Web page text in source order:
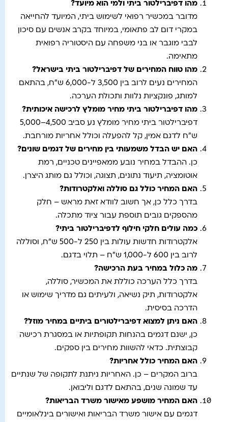
מהו דפיברילטור ביתי ולמי הוא מיועד?
מדובר במכשיר רפואי לשימוש ביתי, המיועד להחייאה
במקרי דום לב פתאומי, במיוחד בקרב אנשים עם סיכון
לבבי מוגבר או בני משפחה עם היסטוריה רפואית
מתאימה.
מהו טווח המחירים של דפיברילטור ביתי בישראל?
המחירים נעים לרוב בין 3,500 ל-6,000 ש"ח, בהתאם
למותג, פונקציות נלוות ותכולת הערכה.
מהו דפיברילטור ביתי מחיר מומלץ לרכישה איכותית?
דפיברילטור ביתי מחיר מומלץ נע סביב 4,500–5,000
ש"ח לדגם אמין, קל להפעלה וכולל אחריות מורחבת.
האם יש הבדל משמעותי בין מחירים של דגמים שונים?
כן. ההבדל במחיר נובע ממאפיינים טכניים, רמת
אוטומציה, תיעוד נתונים, תצוגה, וכולל גם מותג היצרן.
האם המחיר כולל גם סוללה ואלקטרודות?
בדרך כלל כן, אך חשוב לוודא זאת מראש – חלק
מהספקים גובים תוספת עבור ציוד מתכלה.
כמה עולים חלקי חילוף לדפיברילטור ביתי?
אלקטרודות חדשות עולות בין 250 ל-500 ש"ח, וסוללה
לרוב בין 600 ל-1,000 ש"ח – תלוי בדגם.
מה כלול במחיר בעת הרכישה?
בדרך כלל הערכה כוללת את המכשיר, סוללה,
אלקטרודות, תיק נשיאה, ולעיתים גם מדריך שימוש או
הדרכה בסיסית.
האם ניתן למצוא דפיברילטורים ביתיים במחיר מוזל?
כן, ישנם דגמים בהנחות תקופתיות או במסגרת רכישה
קבוצתית. כדאי להשוות מחירים בין ספקים.
האם המחיר כולל אחריות?
ברוב המקרים – כן. האחריות ניתנת לתקופה של שנתיים
עד שמונה שנים, בהתאם לדגם וליבואן.
האם המחיר מושפע מאישור משרד הבריאות?
דגמים עם אישור משרד הבריאות ואישורים בינלאומיים